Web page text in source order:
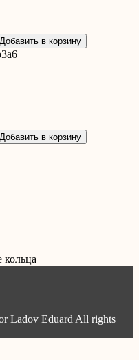
кольца
Ladov Eduard All rights